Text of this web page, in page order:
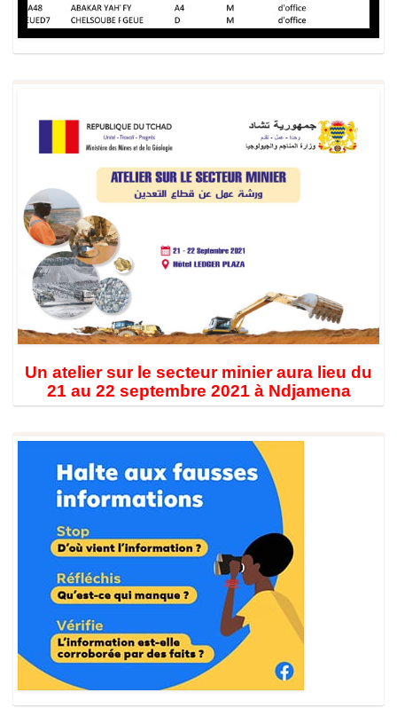
Un atelier sur le secteur minier aura lieu du
21 au 22 septembre 2021 à Ndjamena